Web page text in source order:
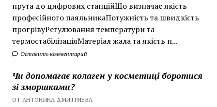
прута до цифрових станційЩо визначає якість
професійного паяльникаПотужність та швидкість
прогрівуРегулювання температури та
термостабілізаціяМатеріал жала та якість п...
Оставить комментарий
Чи допомагає колаген у косметиці боротися
зі зморшками?
ОТ АНТОНИНА ДМИТРИЕВА